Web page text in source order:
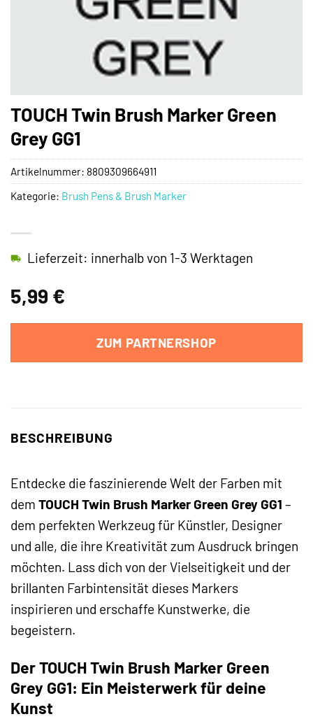
TOUCH Twin Brush Marker Green
Grey GG1
5,99 €
Lieferzeit: innerhalb von 1-3 Werktagen
ZUM PARTNERSHOP
Artikelnummer: 8809309664911
Kategorie: Brush Pens & Brush Marker
BESCHREIBUNG
Entdecke die faszinierende Welt der Farben mit
dem TOUCH Twin Brush Marker Green Grey GG1 –
dem perfekten Werkzeug für Künstler, Designer
und alle, die ihre Kreativität zum Ausdruck bringen
möchten. Lass dich von der Vielseitigkeit und der
brillanten Farbintensität dieses Markers
inspirieren und erschaffe Kunstwerke, die
begeistern.
Der TOUCH Twin Brush Marker Green
Grey GG1: Ein Meisterwerk für deine
Kunst